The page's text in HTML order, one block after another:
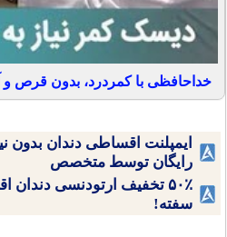
خداحافظی با کمردرد، بدون قرص و
ایمپلنت اقساطی دندان بدون
رایگان توسط متخصص
۵۰٪ تخفیف ارتودنسی
سفته!